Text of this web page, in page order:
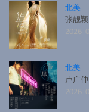
北美
张靓
2026-
北美
卢广
2026-